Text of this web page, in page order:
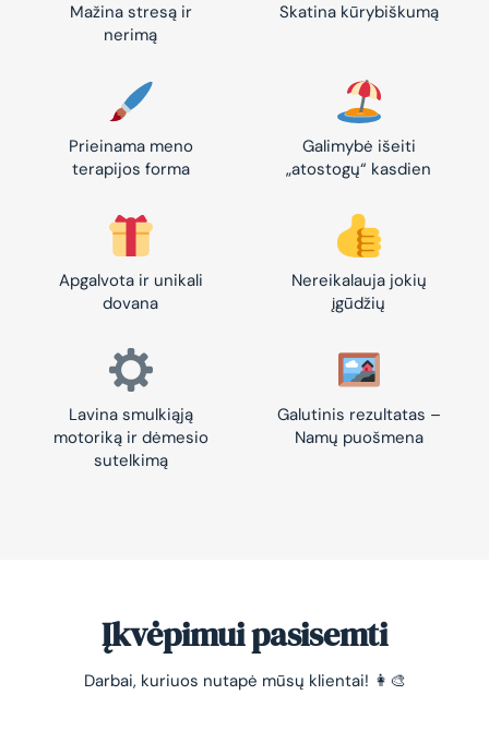
Mažina stresą ir
nerimą
Skatina kūrybiškumą
Prieinama meno
terapijos forma
Galimybė išeiti
„atostogų“ kasdien
Apgalvota ir unikali
dovana
Nereikalauja jokių
įgūdžių
Lavina smulkiąją
motoriką ir dėmesio
sutelkimą
Galutinis rezultatas –
Namų puošmena
Įkvėpimui pasisemti
Darbai, kuriuos nutapė mūsų klientai! 👩‍🎨